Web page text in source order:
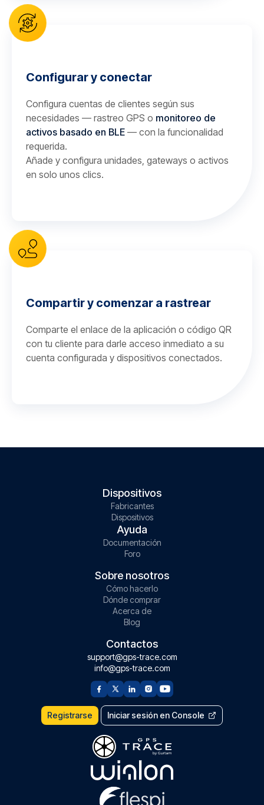
Configurar y conectar
Configura cuentas de clientes según sus
necesidades — rastreo GPS o monitoreo de
activos basado en BLE — con la funcionalidad
requerida.
Añade y configura unidades, gateways o activos
en solo unos clics.
Compartir y comenzar a rastrear
Comparte el enlace de la aplicación o código QR
con tu cliente para darle acceso inmediato a su
cuenta configurada y dispositivos conectados.
Dispositivos
Fabricantes
Dispositivos
Ayuda
Documentación
Foro
Sobre nosotros
Cómo hacerlo
Dónde comprar
Acerca de
Blog
Contactos
support@gps-trace.com
info@gps-trace.com
Registrarse Iniciar sesión en Console